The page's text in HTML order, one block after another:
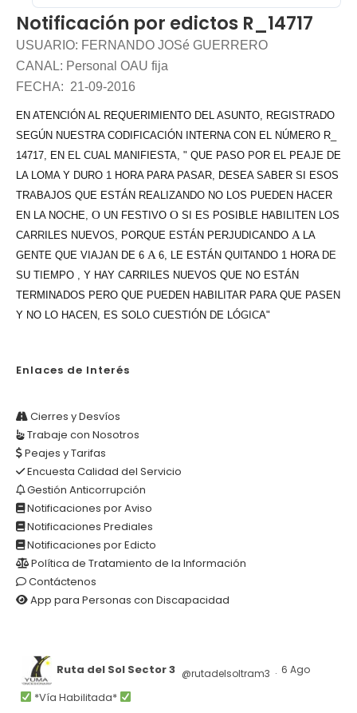
Notificación por edictos R_14717
USUARIO: FERNANDO JOSé GUERRERO
CANAL: Personal OAU fija
FECHA: 21-09-2016
EN ATENCIÓN AL REQUERIMIENTO DEL ASUNTO, REGISTRADO
SEGÚN NUESTRA CODIFICAC ÓN INTERNA CON EL NÚMERO R_
14717, EN EL CUAL MANIFIESTA, " QUE PASO POR EL PEAJE DE
LA LOMA Y DURO 1 HORA PARA PASAR, DESEA SABER SI ESOS
TRABAJOS QUE ESTÁN REALI ZANDO NO LOS PUEDEN HACER
EN LA NOCHE, O UN FESTIVO O SI ES POSIBLE HABILITEN LOS
CARR ILES NUEVOS, PORQUE ESTÁN PERJUDICANDO A LA
GENTE QUE VIAJAN DE 6 A 6, LE ESTÁN QUITANDO 1 HORA DE
SU T EMPO , Y HAY CARRILES NUEVOS QUE NO ESTÁN
TERMINADOS PERO QUE PUEDEN HABILITAR PARA QUE PASEN
Y NO LO HACEN, ES SOLO CUESTIÓN DE LÓGICA"
Enlaces de Interés
Cierres y Desvíos
Trabaje con Nosotros
Peajes y Tarifas
Encuesta Calidad del Servicio
Gestión Anticorrupción
Notificaciones por Aviso
Notificaciones Prediales
Notificaciones por Edicto
Política de Tratamiento de la Información
Contáctenos
App para Personas con Discapacidad
Ruta del Sol Sector 3 @rutadelsoltram3 · 6 Ago
*Vía Habilitada*